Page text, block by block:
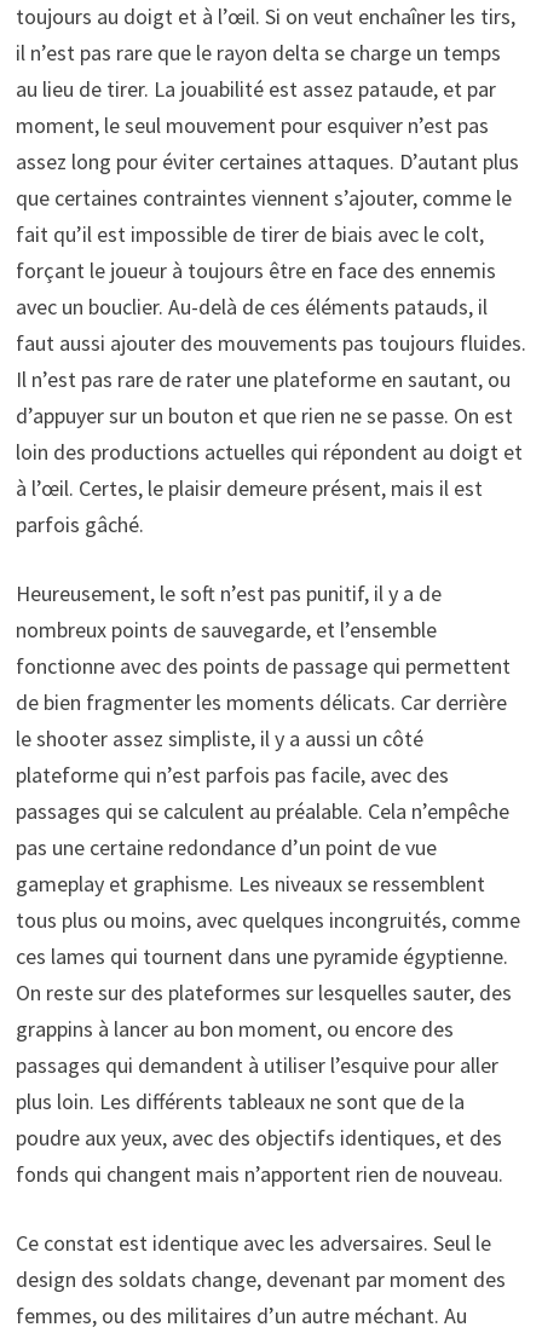
toujours au doigt et à l’œil. Si on veut enchaîner les tirs,
il n’est pas rare que le rayon delta se charge un temps
au lieu de tirer. La jouabilité est assez pataude, et par
moment, le seul mouvement pour esquiver n’est pas
assez long pour éviter certaines attaques. D’autant plus
que certaines contraintes viennent s’ajouter, comme le
fait qu’il est impossible de tirer de biais avec le colt,
forçant le joueur à toujours être en face des ennemis
avec un bouclier. Au-delà de ces éléments patauds, il
faut aussi ajouter des mouvements pas toujours fluides.
Il n’est pas rare de rater une plateforme en sautant, ou
d’appuyer sur un bouton et que rien ne se passe. On est
loin des productions actuelles qui répondent au doigt et
à l’œil. Certes, le plaisir demeure présent, mais il est
parfois gâché.
Heureusement, le soft n’est pas punitif, il y a de
nombreux points de sauvegarde, et l’ensemble
fonctionne avec des points de passage qui permettent
de bien fragmenter les moments délicats. Car derrière
le shooter assez simpliste, il y a aussi un côté
plateforme qui n’est parfois pas facile, avec des
passages qui se calculent au préalable. Cela n’empêche
pas une certaine redondance d’un point de vue
gameplay et graphisme. Les niveaux se ressemblent
tous plus ou moins, avec quelques incongruités, comme
ces lames qui tournent dans une pyramide égyptienne.
On reste sur des plateformes sur lesquelles sauter, des
grappins à lancer au bon moment, ou encore des
passages qui demandent à utiliser l’esquive pour aller
plus loin. Les différents tableaux ne sont que de la
poudre aux yeux, avec des objectifs identiques, et des
fonds qui changent mais n’apportent rien de nouveau.
Ce constat est identique avec les adversaires. Seul le
design des soldats change, devenant par moment des
femmes, ou des militaires d’un autre méchant. Au